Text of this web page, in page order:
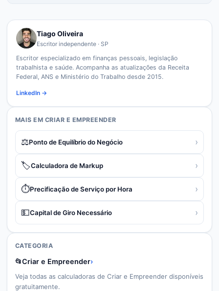
Tiago Oliveira
Escritor independente · SP
Escritor especializado em finanças pessoais, legislação
trabalhista e saúde. Acompanha as atualizações da Receita
Federal, ANS e Ministério do Trabalho desde 2015.
LinkedIn →
MAIS EM CRIAR E EMPREENDER
⚖️Ponto de Equilíbrio do Negócio ›
🏷️Calculadora de Markup ›
⏱️Precificação de Serviço por Hora ›
💵Capital de Giro Necessário ›
CATEGORIA
📂Criar e Empreender›
Veja todas as calculadoras de Criar e Empreender disponíveis
gratuitamente.